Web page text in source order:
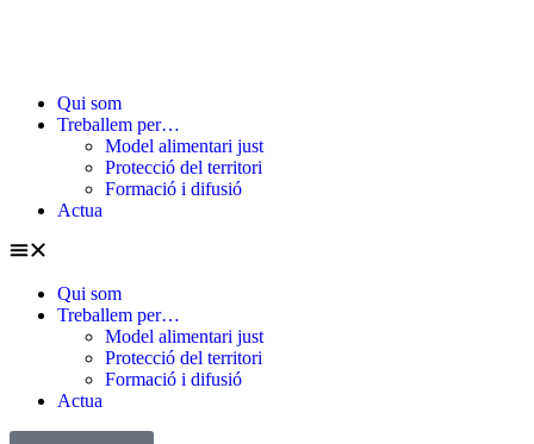
Qui som
Treballem per…
Model alimentari just
Protecció del territori
Formació i difusió
Actua
Qui som
Treballem per…
Model alimentari just
Protecció del territori
Formació i difusió
Actua